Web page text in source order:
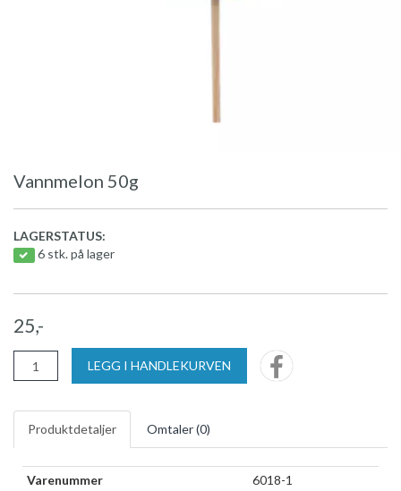
Vannmelon 50g
LAGERSTATUS:
6 stk. på lager
25,-
LEGG I HANDLEKURVEN
Produktdetaljer Omtaler (0)
Varenummer 6018-1